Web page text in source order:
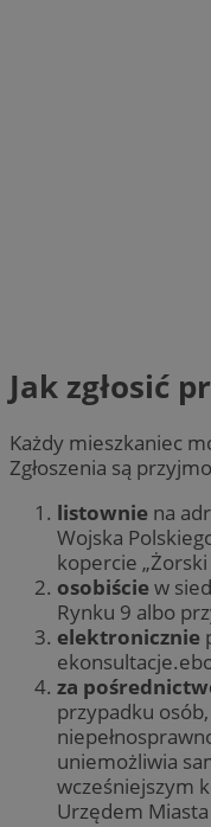
Jak zgłosić
Każdy mieszkaniec
Zgłoszenia są
listownie na
Wojska
kopercie
osobiściew
Rynku 9 albo
elektronicznie
za
przypadku
uniemożliwia
wcześniejszym
Urzędem